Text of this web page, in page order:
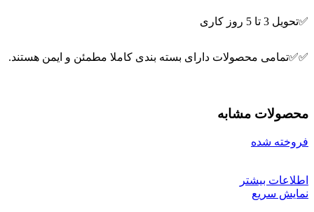
✅تحویل 3 تا 5 روز کاری
✅✅تمامی محصولات دارای بسته بندی کاملا مطمئن و ایمن هستند.
محصولات مشابه
فروخته شده
اطلاعات بیشتر
نمایش سریع